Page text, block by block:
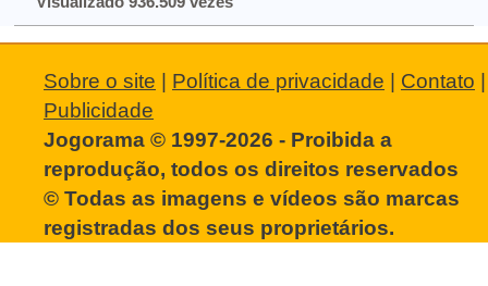
Sobre o site | Política de privacidade | Contato |
Publicidade
Jogorama © 1997-2026 - Proibida a
reprodução, todos os direitos reservados
© Todas as imagens e vídeos são marcas
registradas dos seus proprietários.